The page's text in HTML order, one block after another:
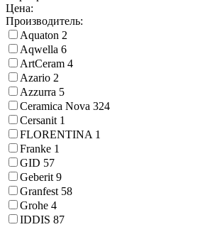
Цена:
Производитель:
Aquaton 2
Aqwella 6
ArtCeram 4
Azario 2
Azzurra 5
Ceramica Nova 324
Cersanit 1
FLORENTINA 1
Franke 1
GID 57
Geberit 9
Granfest 58
Grohe 4
IDDIS 87